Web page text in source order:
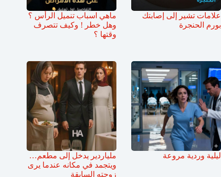
علامات تشير إلى إصابتك
بورم الحنجرة
ماهي اسباب تنميل الرأس ؟
وهل خطر ! وكيف تتصرف
وقتها ؟
ليلية وردية مروعة
ملياردير يدخل إلى مطعم…
ويتجمد في مكانه عندما يرى
زوجته السابقة